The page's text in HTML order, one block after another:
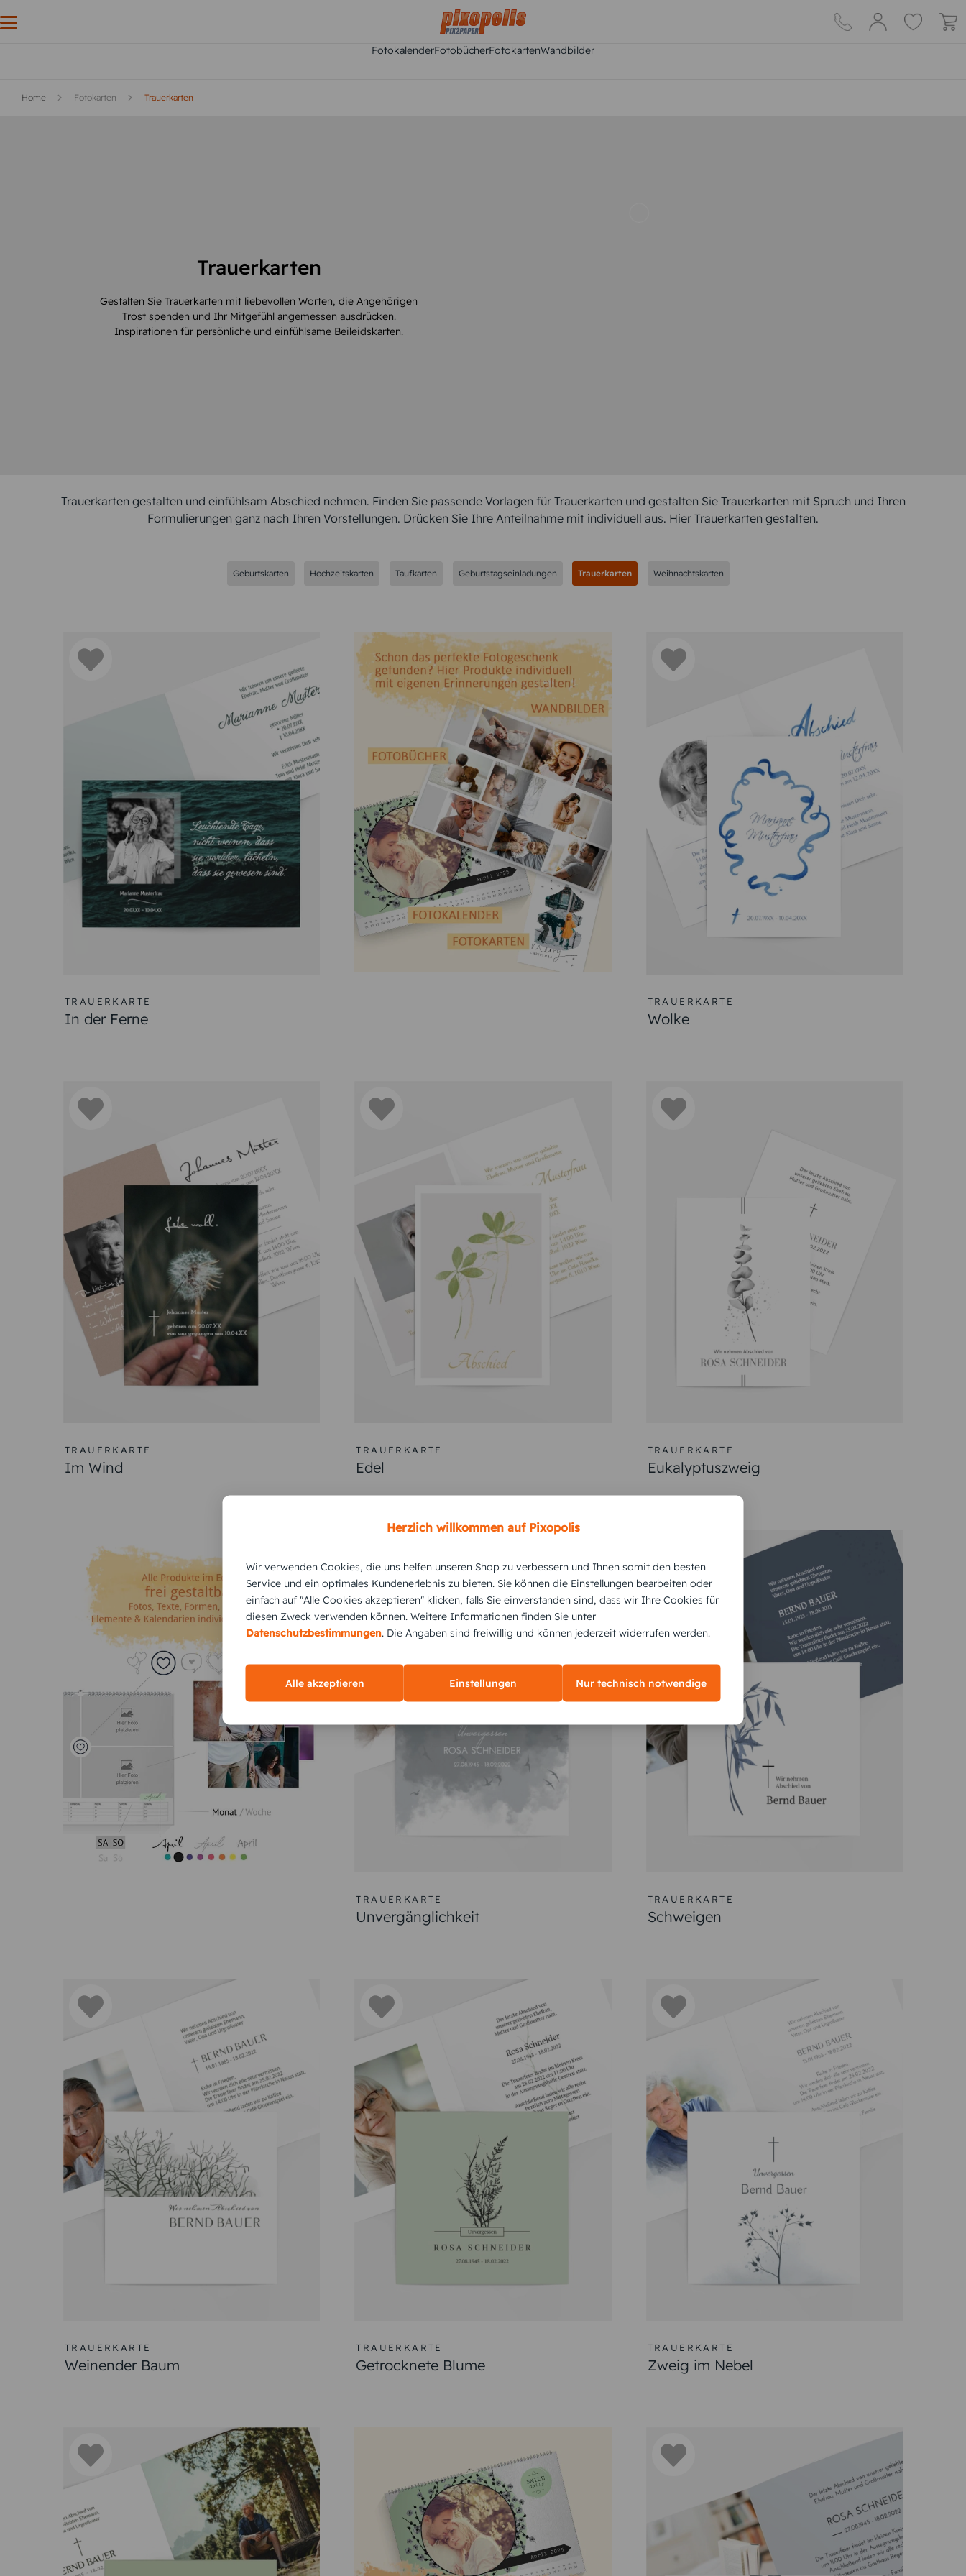
FotokalenderFotobücherFotokartenWandbilder
Home Fotokarten Trauerkarten
Trauerkarten
Gestalten Sie Trauerkarten mit liebevollen Worten, die Angehörigen
Trost spenden und Ihr Mitgefühl angemessen ausdrücken.
Inspirationen für persönliche und einfühlsame Beileidskarten.
Trauerkarten gestalten und einfühlsam Abschied nehmen. Finden Sie passende Vorlagen für Trauerkarten und gestalten Sie Trauerkarten mit Spruch und Ihren
Formulierungen ganz nach Ihren Vorstellungen. Drücken Sie Ihre Anteilnahme mit individuell aus. Hier Trauerkarten gestalten.
Geburtskarten Hochzeitskarten Taufkarten Geburtstagseinladungen Trauerkarten Weihnachtskarten
TRAUERKARTE
In der Ferne
TRAUERKARTE
Wolke
TRAUERKARTE
Im Wind
TRAUERKARTE
Edel
TRAUERKARTE
Eukalyptuszweig
TRAUERKARTE
Unvergänglichkeit
TRAUERKARTE
Schweigen
TRAUERKARTE
Weinender Baum
TRAUERKARTE
Getrocknete Blume
TRAUERKARTE
Zweig im Nebel
Herzlich willkommen auf Pixopolis
Wir verwenden Cookies, die uns helfen unseren Shop zu verbessern und Ihnen somit den besten
Service und ein optimales Kundenerlebnis zu bieten. Sie können die Einstellungen bearbeiten oder
einfach auf "Alle Cookies akzeptieren" klicken, falls Sie einverstanden sind, dass wir Ihre Cookies für
diesen Zweck verwenden können. Weitere Informationen finden Sie unter
Datenschutzbestimmungen. Die Angaben sind freiwillig und können jederzeit widerrufen werden.
Alle akzeptieren Einstellungen Nur technisch notwendige